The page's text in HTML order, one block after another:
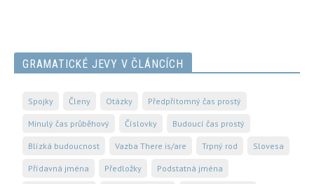
GRAMATICKÉ JEVY V ČLÁNCÍCH
Spojky Členy Otázky Předpřítomný čas prostý
Minulý čas průběhový Číslovky Budoucí čas prostý
Blízká budoucnost Vazba There is/are Trpný rod Slovesa
Přídavná jména Předložky Podstatná jména